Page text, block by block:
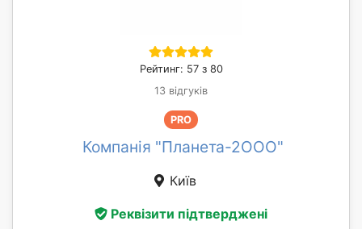
Рейтинг: 57 з 80
13 відгуків
PRO
Компанія "Планета-2ООО"
Київ
Реквізити підтверджені